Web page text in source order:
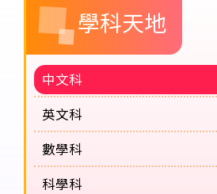
結
navigation
(課
程
概
覽)
學科天地
中文科
英文科
數學科
科學科